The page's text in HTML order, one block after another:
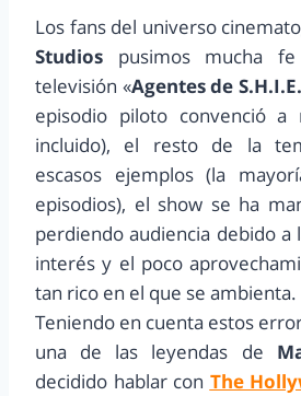
Los fans del universo
Studios pusimos mucha
televisión «Agentes de
episodio piloto convenció a
incluido), el resto de la
escasos ejemplos (la
episodios), el show se ha
perdiendo audiencia debido a
interés y el poco
tan rico en el que se ambienta.
Teniendo en cuenta estos
una de las leyendas de
decidido hablar con The